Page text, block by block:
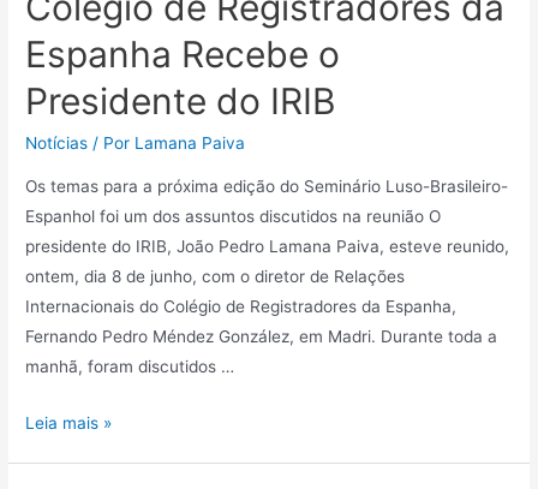
Espanha Recebe o
Presidente do IRIB
Notícias / Por Lamana Paiva
Os temas para a próxima edição do Seminário Luso-Brasileiro-
Espanhol foi um dos assuntos discutidos na reunião O
presidente do IRIB, João Pedro Lamana Paiva, esteve reunido,
ontem, dia 8 de junho, com o diretor de Relações
Internacionais do Colégio de Registradores da Espanha,
Fernando Pedro Méndez González, em Madri. Durante toda a
manhã, foram discutidos …
Leia mais »